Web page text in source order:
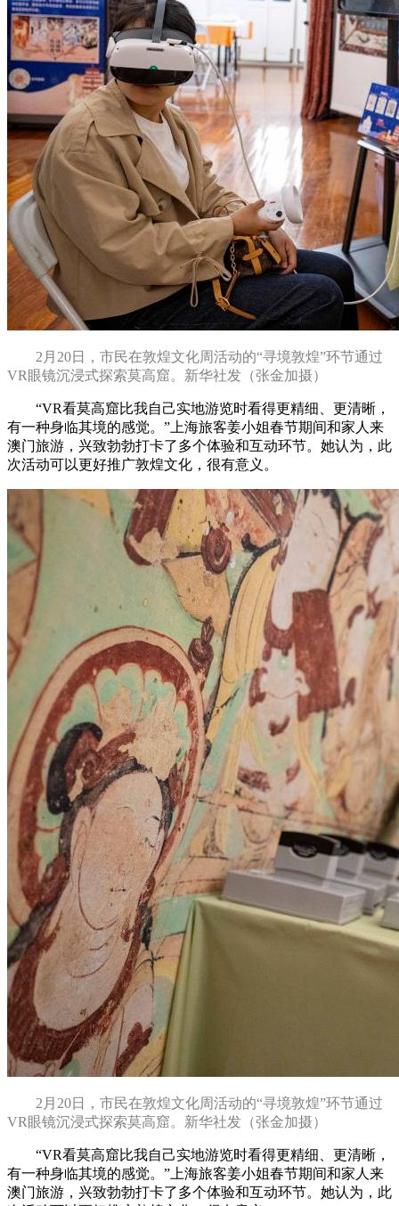
2月20日，市民在敦煌文化周活动的“寻境敦煌”环节通过
VR眼镜沉浸式探索莫高窟。新华社发（张金加摄）
“VR看莫高窟比我自己实地游览时看得更精细、更清晰，
有一种身临其境的感觉。”上海旅客姜小姐春节期间和家人来
澳门旅游，兴致勃勃打卡了多个体验和互动环节。她认为，此
次活动可以更好推广敦煌文化，很有意义。
2月20日，市民在敦煌文化周活动的“寻境敦煌”环节通过
VR眼镜沉浸式探索莫高窟。新华社发（张金加摄）
“VR看莫高窟比我自己实地游览时看得更精细、更清晰，
有一种身临其境的感觉。”上海旅客姜小姐春节期间和家人来
澳门旅游，兴致勃勃打卡了多个体验和互动环节。她认为，此